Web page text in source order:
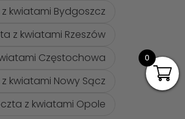
kwiatami Bydgoszcz
z kwiatami Rzeszów
Częstochowa
kwiatami Nowy Sącz
z kwiatami Opole
0